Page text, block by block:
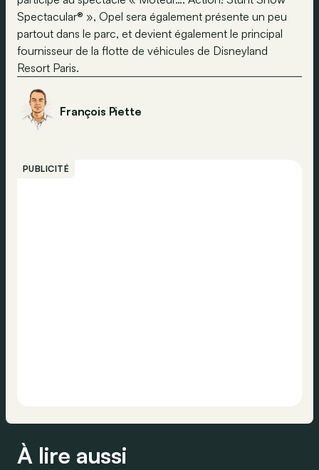
Spectacular® », Opel sera également présente un peu
partout dans le parc, et devient également le principal
fournisseur de la flotte de véhicules de Disneyland
Resort Paris.
François Piette
PUBLICITÉ
À lire aussi